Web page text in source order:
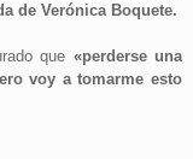
de Verónica Boquete.
que «perderse una
voy a tomarme esto